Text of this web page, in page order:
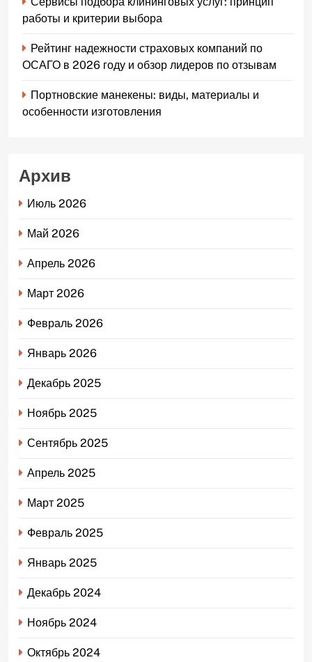
работы и критерии выбора
Рейтинг надежности страховых компаний по
ОСАГО в 2026 году и обзор лидеров по отзывам
Портновские манекены: виды, материалы и
особенности изготовления
Архив
Июль 2026
Май 2026
Апрель 2026
Март 2026
Февраль 2026
Январь 2026
Декабрь 2025
Ноябрь 2025
Сентябрь 2025
Апрель 2025
Март 2025
Февраль 2025
Январь 2025
Декабрь 2024
Ноябрь 2024
Октябрь 2024